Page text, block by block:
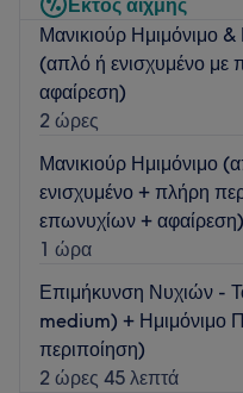
εξυπηρέτηση και
Τα προιοντα που
περιεχουν την
χρησιμοποιούμε για την
οχι UV
Τι μας αρέσει στο μέρος
Περιβάλλον: {}
Ειδικεύονται σε:
Μανικιούρ Ημιμόνιμο &
(απλό ή ενισχυμένο με
αφαίρεση)
2 ώρες
Μανικιούρ Ημιμόνιμο
ενισχυμένο + πλήρη
επωνυχίων + αφαίρεση)
1 ώρα
Επιμήκυνση Νυχιών -
medium) + Ημιμόνιμο
περιποίηση)
2 ώρες 45 λεπτά